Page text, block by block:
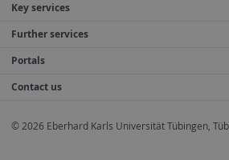
Key services
Further services
Portals
Contact us
© 2026 Eberhard Karls Universität Tübingen,